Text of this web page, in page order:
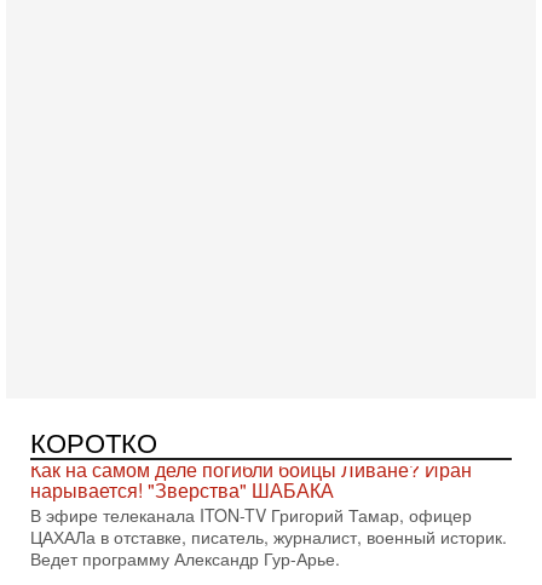
КОРОТКО
ЦАХАЛа в отставке, писатель, журналист, военный историк.
Ведет программу Александр Гур-Арье.
Сегодня, 08:20
«Дракон» усилил ВМС Израиля - НОВОСТИ
06/08/2026
Германия передала Израилю новейшую подводную лодку